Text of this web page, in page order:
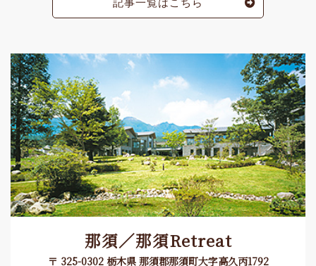
那須／那須Retreat
〒 325-0302 栃木県 那須郡那須町大字高久丙1792